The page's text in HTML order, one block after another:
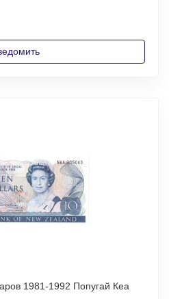
1981-1992 Попугай Кеа